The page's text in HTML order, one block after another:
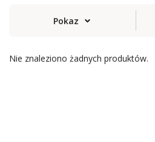
Pokaz
Nie znaleziono żadnych produktów.